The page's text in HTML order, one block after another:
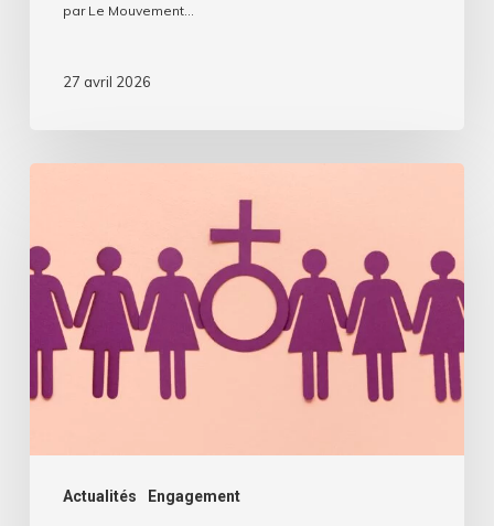
par Le Mouvement…
27 avril 2026
Actualités Engagement
mois
mobilisations
pour
les
des
femmes